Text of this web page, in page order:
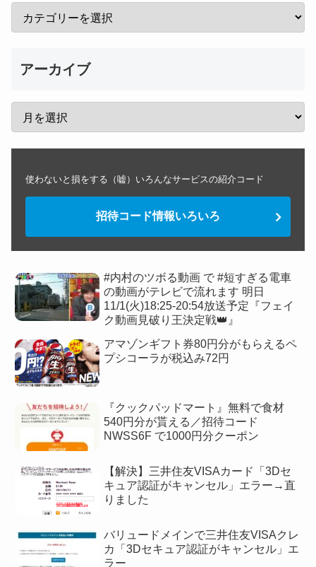
アーカイブ
使わないと損をする（嘘）いろんなサービスの紹介コード
招待コード情報いろいろ
#内村のツボる動画 で #短すぎる電車
の動画がテレビで流れます 明日
11/1(火)18:25-20:54放送予定『フェイ
ク動画見破り王決定戦👑』
アマゾンギフト券80円分がもらえるペ
プシコーラが税込み72円
『クックパッドマート』無料で食材
540円分が貰える／招待コード
NWSS6F で1000円分クーポン
【解決】三井住友VISAカード「3Dセ
キュア認証がキャンセル」エラー→直
りました
バリュードメインで三井住友VISAクレ
カ「3Dセキュア認証がキャンセル」エ
ラー